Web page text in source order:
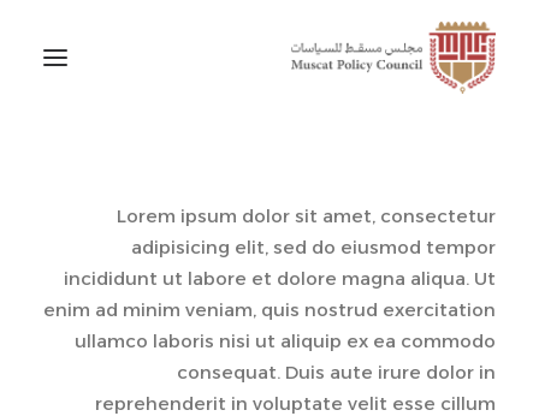
Lorem ipsum dolor sit amet, consectetur
adipisicing elit, sed do eiusmod tempor
incididunt ut labore et dolore magna aliqua. Ut
enim ad minim veniam, quis nostrud exercitation
ullamco laboris nisi ut aliquip ex ea commodo
consequat. Duis aute irure dolor in
reprehenderit in voluptate velit esse cillum